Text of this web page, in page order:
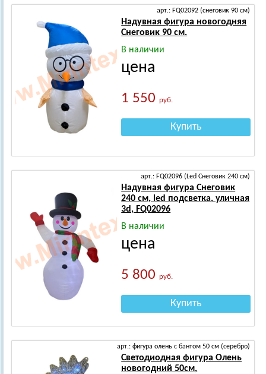
арт.: FQ02092 (снеговик 90 см)
Надувная фигура новогодняя
Снеговик 90 см.
В наличии
цена
1 550руб.
Купить
арт.: FQ02096 (Led Снеговик 240 см)
Надувная фигура Снеговик
240 см, led подсветка, уличная
3d, FQ02096
В наличии
цена
5 800руб.
Купить
арт.: фигура олень с бантом 50 см (серебро)
Светодиодная фигура Олень
новогодний 50см,